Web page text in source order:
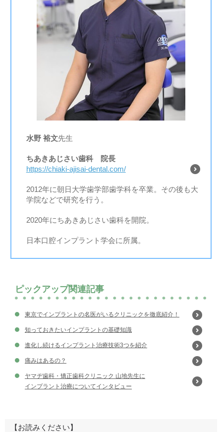
水野 裕文先生
ちあきあじさい歯科 院長
https://chiaki-ajisai-dental.com/
2012年に朝日大学歯学部歯学科を卒業。その後も大
学院などで研究を行う。
2020年にちあきあじさい歯科を開院。
日本口腔インプラント学会に所属。
ピックアップ関連記事
東京でインプラントの名医がいるクリニックを徹底紹介！
知っておきたいインプラントの基礎知識
進化し続けるインプラント治療技術3つを紹介
痛みはあるの？
ヤマヂ歯科・矯正歯科クリニック 山地先生に
インプラント治療についてインタビュー
【お読みください】